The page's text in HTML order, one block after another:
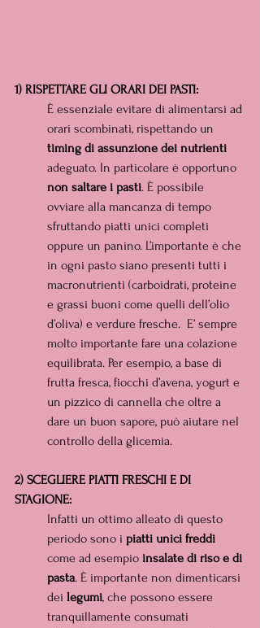
1) RISPETTARE GLI ORARI DEI PASTI:
È essenziale evitare di alimentarsi ad
orari scombinati, rispettando un
timing di assunzione dei nutrienti
adeguato. In particolare è opportuno
non saltare i pasti. È possibile
ovviare alla mancanza di tempo
sfruttando piatti unici completi
oppure un panino. L’importante è che
in ogni pasto siano presenti tutti i
macronutrienti (carboidrati, proteine
e grassi buoni come quelli dell’olio
d’oliva) e verdure fresche.  E’ sempre
molto importante fare una colazione
equilibrata. Per esempio, a base di
frutta fresca, fiocchi d’avena, yogurt e
un pizzico di cannella che oltre a
dare un buon sapore, può aiutare nel
controllo della glicemia.
2) SCEGLIERE PIATTI FRESCHI E DI
STAGIONE:
Infatti un ottimo alleato di questo
periodo sono i piatti unici freddi
come ad esempio insalate di riso e di
pasta. È importante non dimenticarsi
dei legumi, che possono essere
tranquillamente consumati